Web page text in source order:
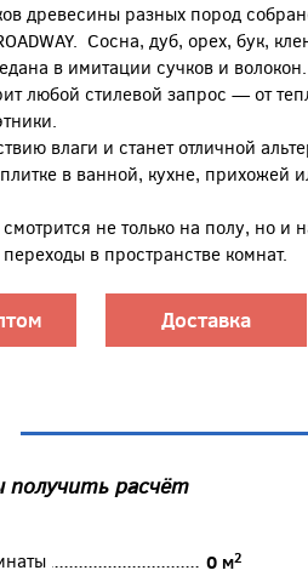
древесины разных пород
Сосна, дуб, орех, бук,
в имитации сучков и волокон.
любой стилевой запрос — от
влаги и станет отличной
в ванной, кухне, прихожей
не только на полу, но и
в пространстве комнат.
Доставка
расчёт
0м2